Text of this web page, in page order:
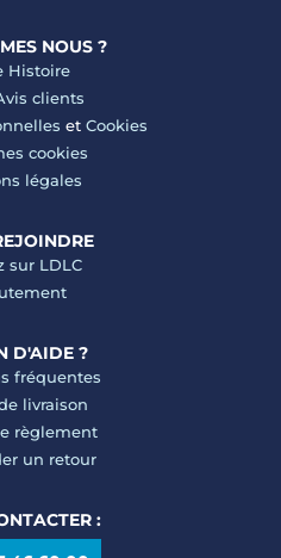
NOUS ?
Histoire
clients
et Cookies
cookies
légales
sur LDLC
D'AIDE ?
fréquentes
livraison
règlement
un retour
: